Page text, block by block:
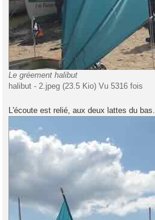
Le gréement halibut
halibut - 2.jpeg (23.5 Kio) Vu 5316 fois
L'écoute est relié, aux deux lattes du bas.